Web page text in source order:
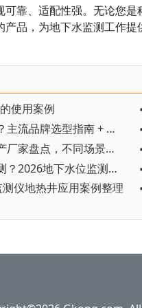
可靠、适配性强。无论您
产品，为地下水监测工作
使用案例
▪ 水位传示仪怎么选？主流品牌选型指南 + 采购避坑
▪ 地下水测量仪器生产厂家盘点，不同场景适配推荐
▪ 千米深井水位怎么测？2026地下水位监测仪选型实战指南
仪地热井应用案例整理